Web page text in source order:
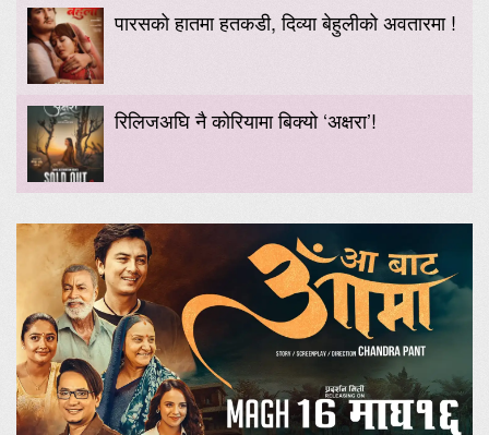
पारसको हातमा हतकडी, दिव्या बेहुलीको अवतारमा !
रिलिजअघि नै कोरियामा बिक्यो ‘अक्षरा’!